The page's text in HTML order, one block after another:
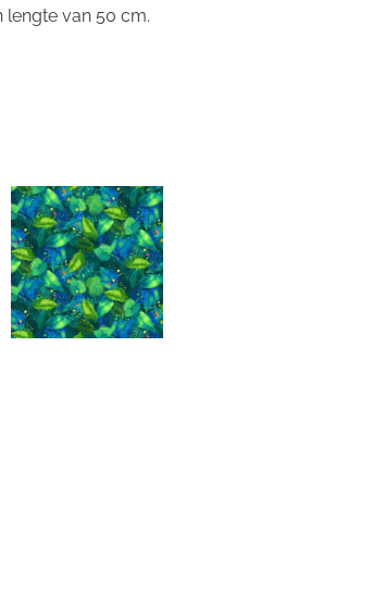
lengte van 50 cm.